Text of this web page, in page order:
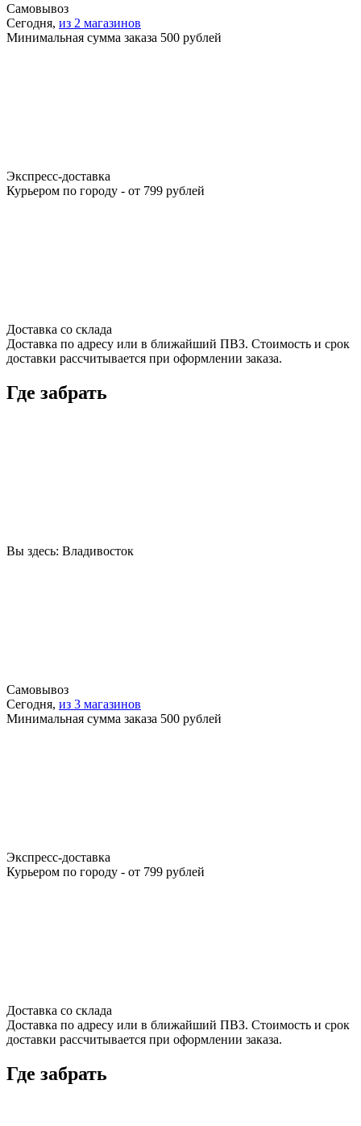
Самовывоз
Сегодня, из 2 магазинов
Минимальная сумма заказа 500 рублей
Экспресс-доставка
Курьером по городу - от 799 рублей
Доставка со склада
Доставка по адресу или в ближайший ПВЗ. Стоимость и срок
доставки рассчитывается при оформлении заказа.
Где забрать
Вы здесь: Владивосток
Самовывоз
Сегодня, из 3 магазинов
Минимальная сумма заказа 500 рублей
Экспресс-доставка
Курьером по городу - от 799 рублей
Доставка со склада
Доставка по адресу или в ближайший ПВЗ. Стоимость и срок
доставки рассчитывается при оформлении заказа.
Где забрать